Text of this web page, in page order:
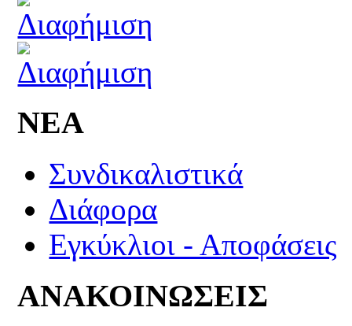
ΝΕΑ
Συνδικαλιστικά
Διάφορα
Εγκύκλιοι - Αποφάσεις
ΑΝΑΚΟΙΝΩΣΕΙΣ